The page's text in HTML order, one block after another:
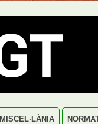
MISCEL·LÀNIA